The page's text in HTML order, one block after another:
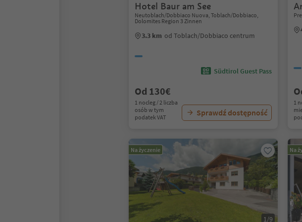
Hotel Baur am See
Neutoblach/Dobbiaco Nuova, Toblach/Dobbiaco,
Dolomites Region 3 Zinnen
3.3 km od Toblach/Dobbiaco centrum
Südtirol Guest Pass
Od 130€
1 nocleg / 2 liczba
osób w tym
podatek VAT
Sprawdź dostępność
1
Na życzenie
1/9
Na